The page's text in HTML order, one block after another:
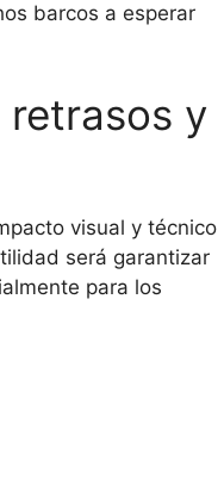
barcos a esperar
y
visual y técnico
será garantizar
para los